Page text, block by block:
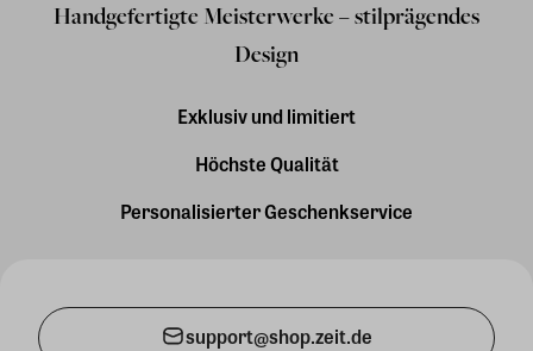
Handgefertigte Meisterwerke – stilprägendes
Design
Exklusiv und limitiert
Höchste Qualität
Personalisierter Geschenkservice
support@shop.zeit.de